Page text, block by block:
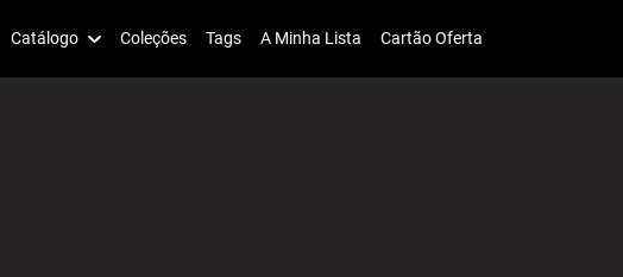
Catálogo Coleções Tags A Minha Lista Cartão Oferta